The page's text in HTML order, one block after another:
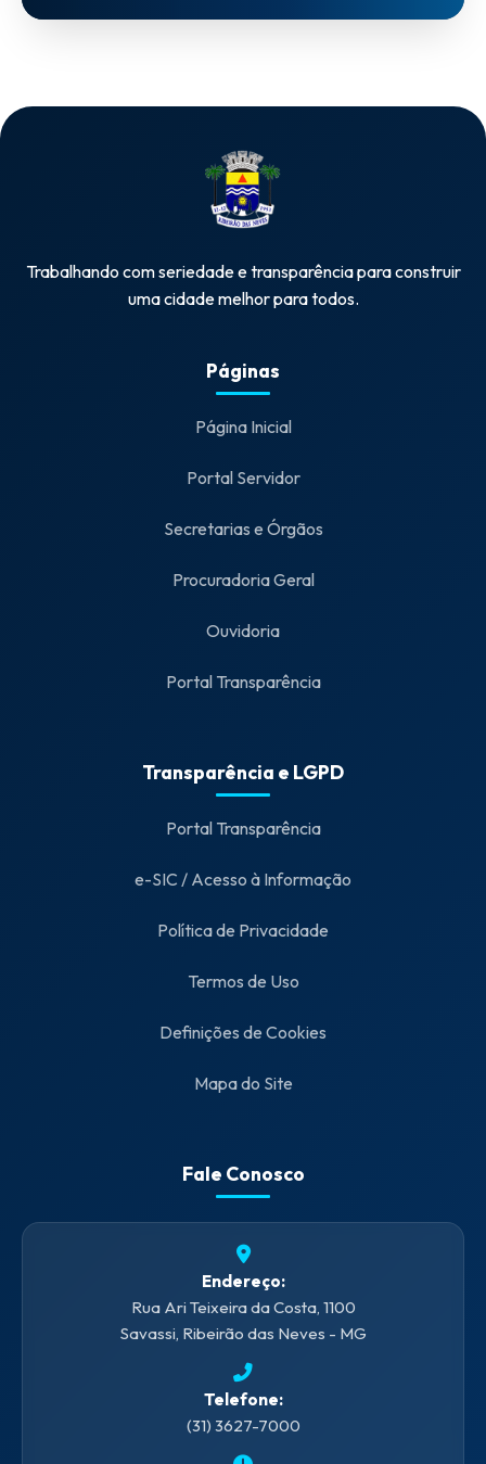
Trabalhando com seriedade e transparência para construir
uma cidade melhor para todos.
Páginas
Página Inicial
Portal Servidor
Secretarias e Órgãos
Procuradoria Geral
Ouvidoria
Portal Transparência
Transparência e LGPD
Portal Transparência
e-SIC / Acesso à Informação
Política de Privacidade
Termos de Uso
Definições de Cookies
Mapa do Site
Fale Conosco
Endereço:
Rua Ari Teixeira da Costa, 1100
Savassi, Ribeirão das Neves - MG
Telefone:
(31) 3627-7000